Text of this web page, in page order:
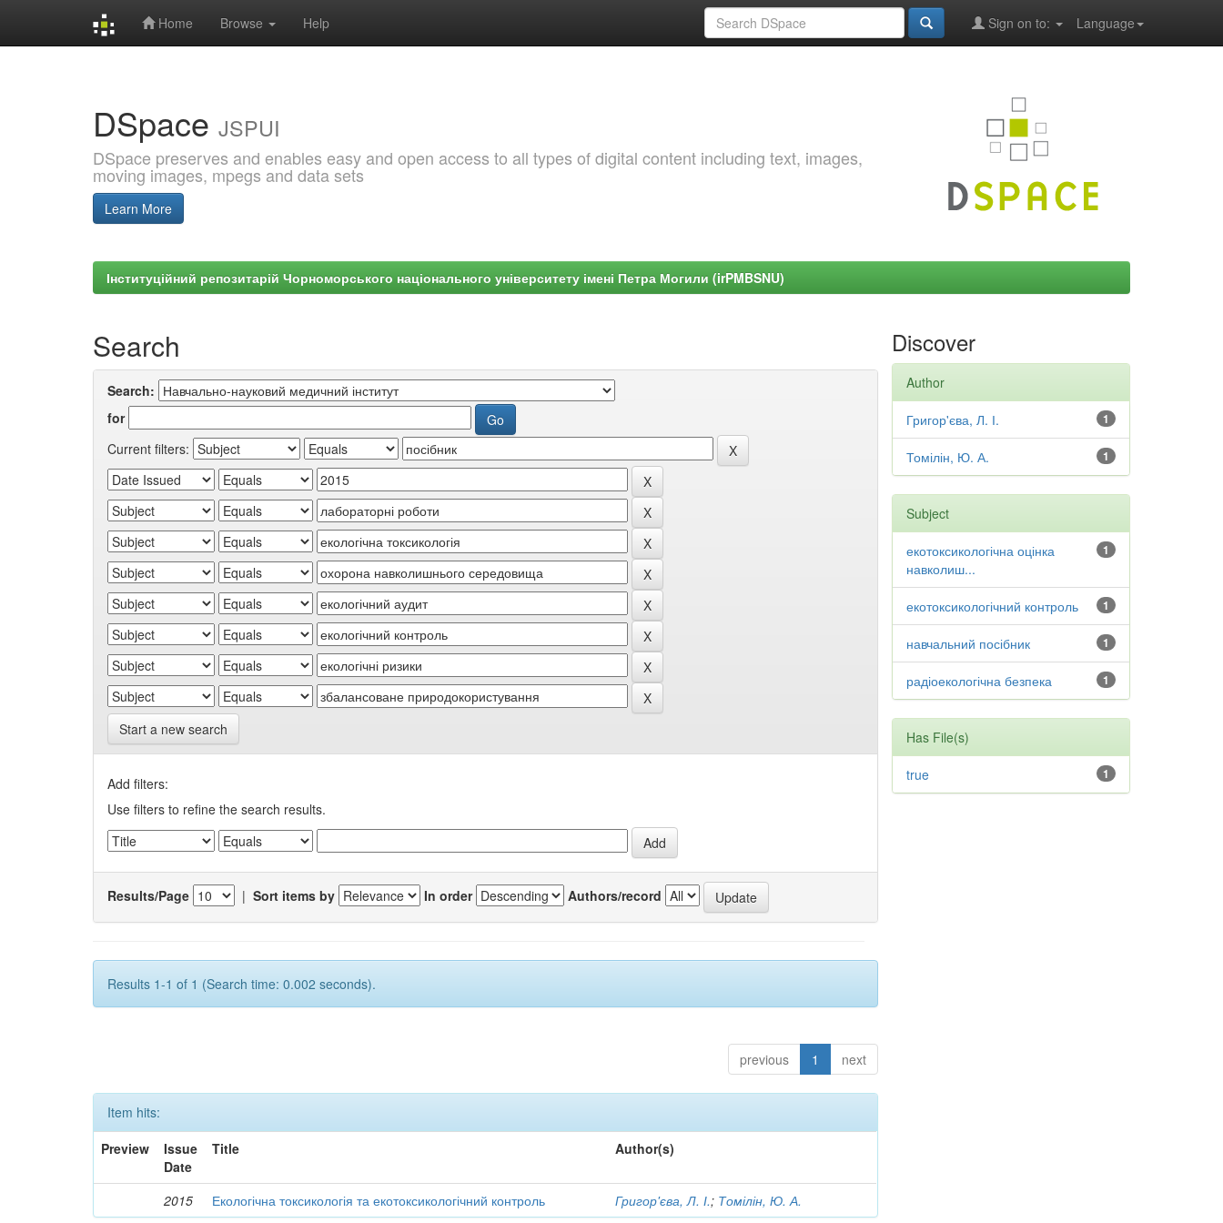
Home Browse Help Language
Sign on to:
DSpace JSPUI
DSpace preserves and enables easy and open access to all types of digital content including text, images,
moving images, mpegs and data sets
Learn More
Інституційний репозитарій Чорноморського національного університету імені Петра Могили (irPMBSNU)
Search
Search:
for
Current filters:
Start a new search
Add filters:
Use filters to refine the search results.
Results/Page | Sort items by In order Authors/record
Results 1-1 of 1 (Search time: 0.002 seconds).
previous 1 next
Item hits:
Preview
Issue
Date
Title Author(s)
2015 Екологічна токсикологія та екотоксикологічний контроль Григор'єва, Л. І.; Томілін, Ю. А.
Discover
Author
1
Григор'єва, Л. І.
1
Томілін, Ю. А.
Subject
1
екотоксикологічна оцінка
навколиш...
1
екотоксикологічний контроль
1
навчальний посібник
1
радіоекологічна безпека
Has File(s)
1
true